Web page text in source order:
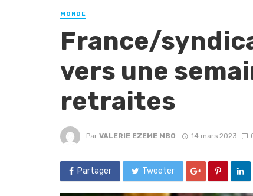
MONDE
France/
vers une
retraites
Par VALERIE EZEME MBO 14 mars 2023
Partager Tweeter